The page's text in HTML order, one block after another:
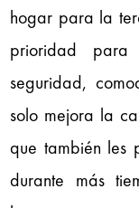
hogar para la
prioridad para
seguridad,
solo mejora la
que también les
durante más